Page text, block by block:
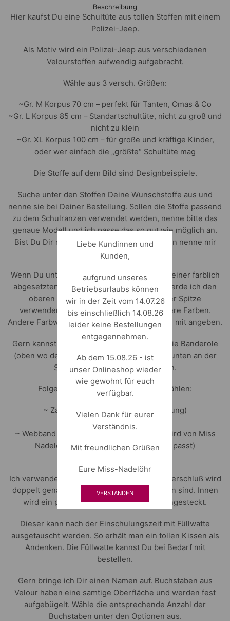
Liebe Kundinnen und
Kunden,
aufgrund unseres
Betriebsurlaubs können
wir in der Zeit vom 14.07.26
bis einschließlich 14.08.26
leider keine Bestellungen
entgegennehmen.
Ab dem 15.08.26 - ist
unser Onlineshop wieder
wie gewohnt für euch
verfügbar.
Vielen Dank für eurer
Verständnis.
Mit freundlichen Grüßen
Eure Miss-Nadelöhr
VERSTANDEN
Beschreibung
Hier kaufst Du eine Schultüte aus tollen Stoffen mit einem
Polizei-Jeep.
Als Motiv wird ein Polizei-Jeep aus verschiedenen
Velourstoffen aufwendig aufgebracht.
Wähle aus 3 versch. Größen:
~Gr. M Korpus 70 cm – perfekt für Tanten, Omas & Co
~Gr. L Korpus 85 cm – Standartschultüte, nicht zu groß und
nicht zu klein
~Gr. XL Korpus 100 cm – für große und kräftige Kinder,
oder wer einfach die „größte“ Schultüte mag
Die Stoffe auf dem Bild sind Designbeispiele.
Suche unter den Stoffen Deine Wunschstoffe aus und
nenne sie bei Deiner Bestellung. Sollen die Stoffe passend
zu dem Schulranzen verwendet werden, nenne bitte das
genaue Modell und ich passe das so gut wie möglich an.
Bist Du Dir mit den Stoffen nicht sicher, dann nenne mir
Deine genauen Wünsche.
Wenn Du unter den Optionen „Schultüte mit einer farblich
abgesetzten Spitze versehen“ auswählst, werde ich den
oberen Stoff (Banderole) nochmal an der Spitze
verwenden. Gern verwende ich auch andere Farben.
Andere Farbwünsche bitte bei der Bestellung mit angeben.
Gern kannst Du Dir noch Verzierungen für die Banderole
(oben wo der Stoff zugebunden wird) oder unten an der
Spitze unter Optionen auswählen.
Folgende Verzierungen kannst Du wählen:
~ Zackenlitze (wellenartige Verzierung)
~ Spitze (gehäkelte Verzierung)
~ Webband (mit Motiven bewebtes Band-wird von Miss
Nadelöhr an das Gesamtkonzept angepasst)
Ich verwende Außen 100% Baumwolle. Der Verschluß wird
doppelt genäht, so das keine Nähte zu sehen sind. Innen
wird ein passender Rohling auf Pappe eingesteckt.
Dieser kann nach der Einschulungszeit mit Füllwatte
ausgetauscht werden. So erhält man ein tollen Kissen als
Andenken. Die Füllwatte kannst Du bei Bedarf mit
bestellen.
Gern bringe ich Dir einen Namen auf. Buchstaben aus
Velour haben eine samtige Oberfläche und werden fest
aufgebügelt. Wähle die entsprechende Anzahl der
Buchstaben unter den Optionen aus.